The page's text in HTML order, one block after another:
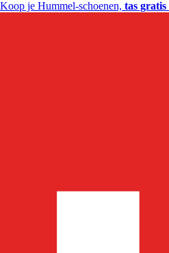
Koop je Hummel-schoenen, tas gratis